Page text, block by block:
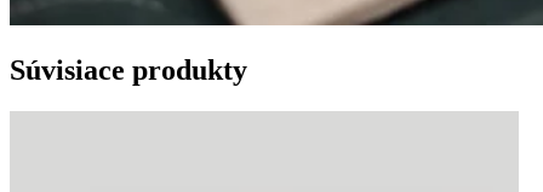
Súvisiace produkty